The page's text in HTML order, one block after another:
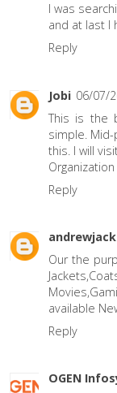
I was
and at last I
Reply
Jobi 06/07/
This is the
simple.
this. I will
Reply
Our the
available
Reply
OGEN